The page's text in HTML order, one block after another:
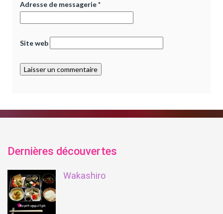
Adresse de messagerie*
Site web
Dernières découvertes
Wakashiro